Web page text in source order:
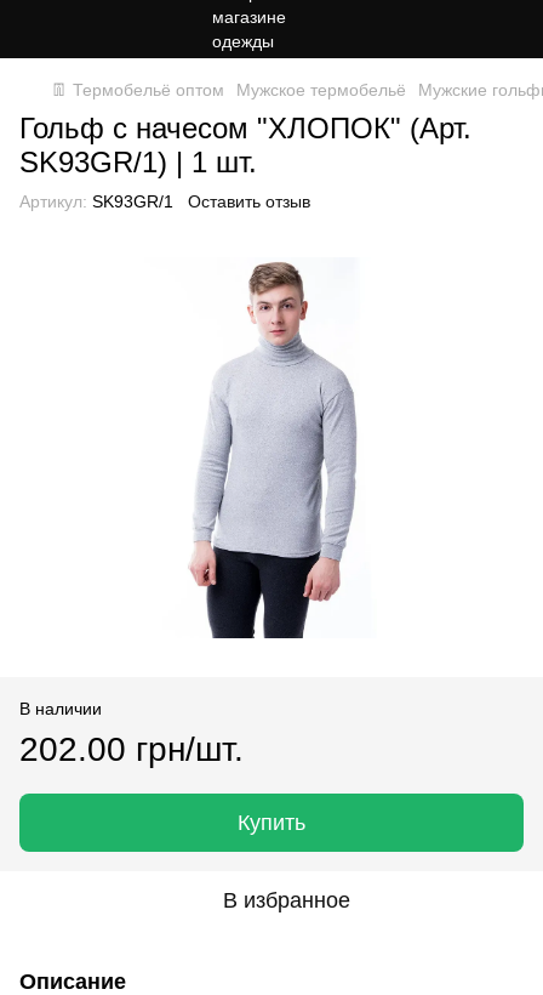
👖 Термобельё оптом Мужское термобельё Мужские
Гольф с начесом "ХЛОПОК" (Арт.
SK93GR/1) | 1 шт.
Артикул: SK93GR/1 Оставить отзыв
В наличии
202.00 грн/шт.
Купить
В избранное
Описание